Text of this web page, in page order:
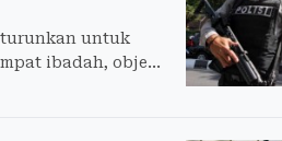
untuk
ibadah, objek